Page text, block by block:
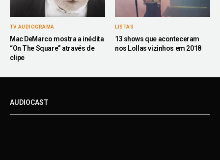
TV AUDIOGRAMA
Mac DeMarco mostra a inédita
“On The Square” através de
clipe
LISTAS
13 shows que aconteceram
nos Lollas vizinhos em 2018
AUDIOCAST